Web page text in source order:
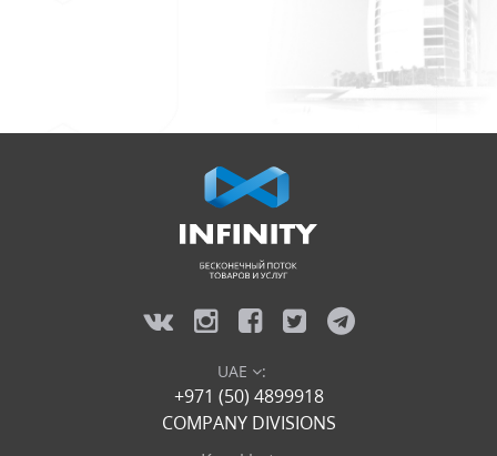
UAE :
+971 (50) 4899918
COMPANY DIVISIONS